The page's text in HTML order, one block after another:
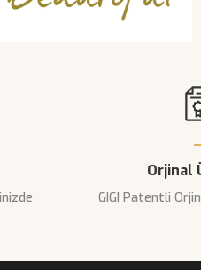
Orjinal
GIGI Patentli